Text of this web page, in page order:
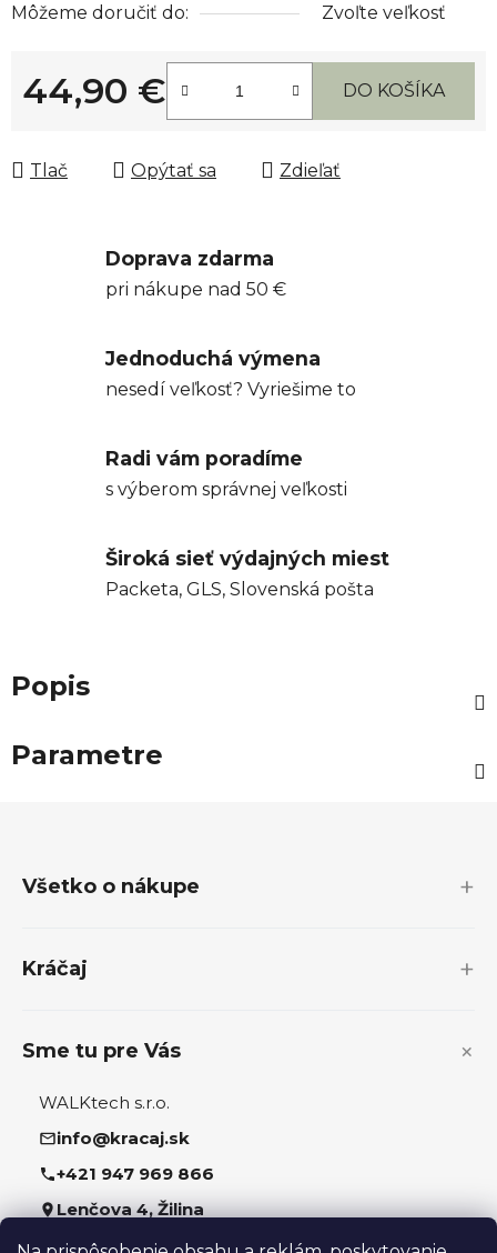
Môžeme doručiť do:
Zvoľte veľkosť
44,90 €
Jednotková cena:
DO KOŠÍKA
Tlač Opýtať sa Zdieľať
Doprava zdarma
pri nákupe nad 50 €
Jednoduchá výmena
nesedí veľkosť? Vyriešime to
Radi vám poradíme
s výberom správnej veľkosti
Široká sieť výdajných miest
Packeta, GLS, Slovenská pošta
Popis
Parametre
Všetko o nákupe
Kráčaj
Sme tu pre Vás
WALKtech s.r.o.
info@kracaj.sk
+421 947 969 866
Lenčova 4, Žilina